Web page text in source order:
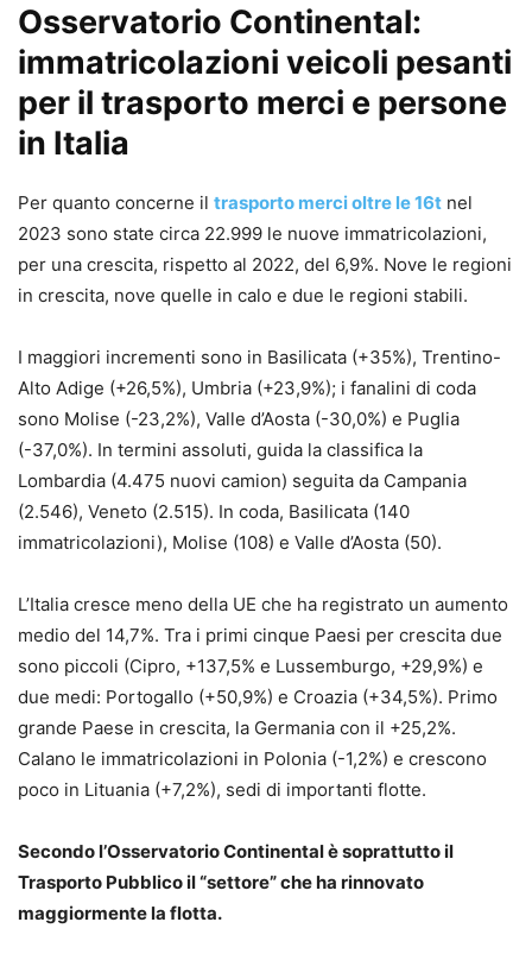
Osservatorio Continental:
immatricolazioni veicoli pesanti
per il trasporto merci e persone
in Italia
Per quanto concerne il trasporto merci oltre le 16t nel
2023 sono state circa 22.999 le nuove immatricolazioni,
per una crescita, rispetto al 2022, del 6,9%. Nove le regioni
in crescita, nove quelle in calo e due le regioni stabili.
I maggiori incrementi sono in Basilicata (+35%), Trentino-
Alto Adige (+26,5%), Umbria (+23,9%); i fanalini di coda
sono Molise (-23,2%), Valle d’Aosta (-30,0%) e Puglia
(-37,0%). In termini assoluti, guida la classifica la
Lombardia (4.475 nuovi camion) seguita da Campania
(2.546), Veneto (2.515). In coda, Basilicata (140
immatricolazioni), Molise (108) e Valle d’Aosta (50).
L’Italia cresce meno della UE che ha registrato un aumento
medio del 14,7%. Tra i primi cinque Paesi per crescita due
sono piccoli (Cipro, +137,5% e Lussemburgo, +29,9%) e
due medi: Portogallo (+50,9%) e Croazia (+34,5%). Primo
grande Paese in crescita, la Germania con il +25,2%.
Calano le immatricolazioni in Polonia (-1,2%) e crescono
poco in Lituania (+7,2%), sedi di importanti flotte.
Secondo l’Osservatorio Continental è soprattutto il
Trasporto Pubblico il “settore” che ha rinnovato
maggiormente la flotta.